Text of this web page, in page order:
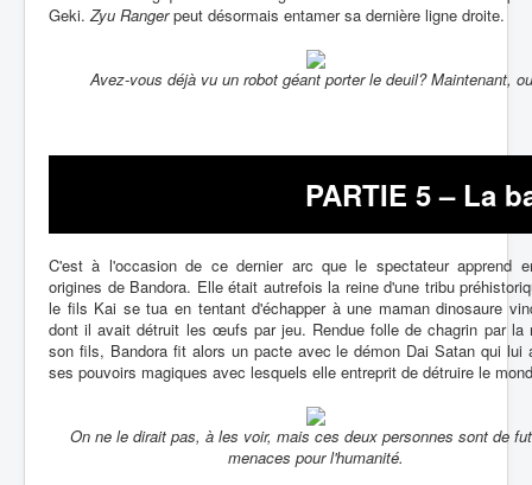
Geki. Zyu Rangerpeut désormais entamer sa dernière ligne droite.
Avez-vous déjà vu un robot géant porter le deuil? Maintenant,
PARTIE 5 – La
C'est à l'occasion de ce dernier arc que le spectateur apprend
origines de Bandora. Elle était autrefois la reine d'une tribu
le fils Kai se tua en tentant d'échapper à une maman dinosaure
dont il avait détruit les œufs par jeu. Rendue folle de chagrin par la
son fils, Bandora fit alors un pacte avec le démon Dai Satan qui lui
ses pouvoirs magiques avec lesquels elle entreprit de détruire le
On ne le dirait pas, à les voir, mais ces deux personnes sont de
menaces pour l'humanité.